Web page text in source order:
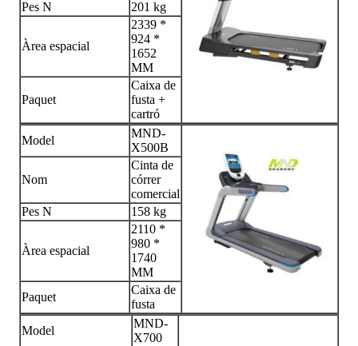
Pes N 201 kg
Àrea espacial
2339 *
924 *
1652
MM
Paquet
Caixa de
fusta +
cartró
Model
MND-
X500B
Nom
Cinta de
córrer
comercial
Pes N
158 kg
Àrea espacial
2110 *
980 *
1740
MM
Paquet
Caixa de
fusta
Model
MND-
X700